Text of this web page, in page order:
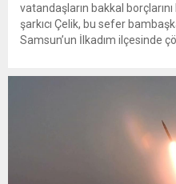
vatandaşların bakkal
şarkıcı Çelik, bu sefer
Samsun’un İlkadım ilçesinde